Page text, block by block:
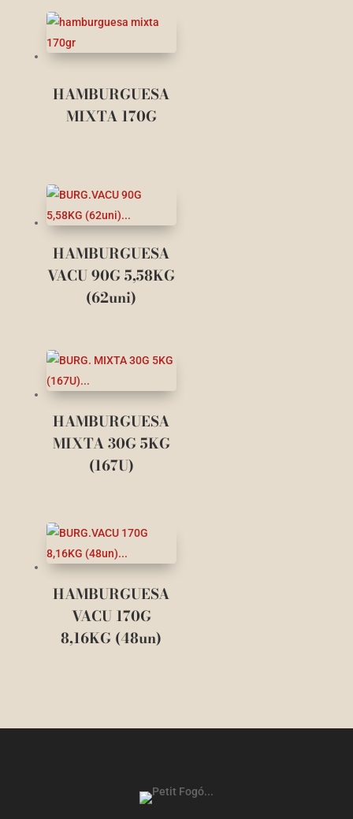
HAMBURGUESA
MIXTA 170G
HAMBURGUESA
VACU 90G 5,58KG
(62uni)
HAMBURGUESA
MIXTA 30G 5KG
(167U)
HAMBURGUESA
VACU 170G
8,16KG (48un)